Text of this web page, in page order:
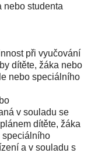
nebo studenta
při vyučování
dítěte, žáka nebo
nebo speciálního
v souladu se
dítěte, žáka
speciálního
a v souladu s